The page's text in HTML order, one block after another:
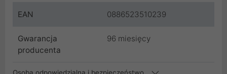
EAN 0886523510239
Gwarancja
producenta
96 miesięcy
Osoba odpowiedzialna i bezpieczeństwo